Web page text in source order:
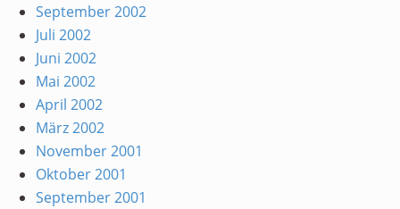
September 2002
Juli 2002
Juni 2002
Mai 2002
April 2002
März 2002
November 2001
Oktober 2001
September 2001